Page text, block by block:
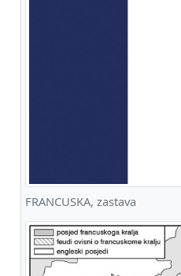
FRANCUSKA, zastava